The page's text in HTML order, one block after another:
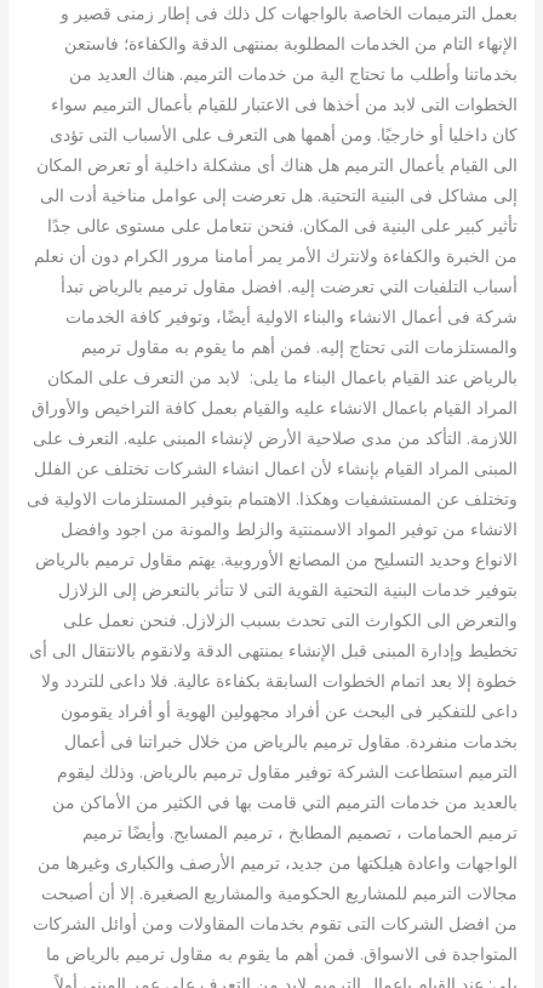
بعمل الترميمات الخاصة بالواجهات كل ذلك فى إطار زمنى قصير و
الإنهاء التام من الخدمات المطلوبة بمنتهى الدقة والكفاءة؛ فاستعن
بخدماتنا وأطلب ما تحتاج الية من خدمات الترميم. هناك العديد من
الخطوات التى لابد من أخذها فى الاعتبار للقيام بأعمال الترميم سواء
كان داخليا أو خارجيًا. ومن أهمها هى التعرف على الأسباب التى تؤدى
الى القيام بأعمال الترميم هل هناك أى مشكلة داخلية أو تعرض المكان
إلى مشاكل فى البنية التحتية. هل تعرضت إلى عوامل مناخية أدت الى
تأثير كبير على البنية فى المكان. فنحن نتعامل على مستوى عالى جدًا
من الخبرة والكفاءة ولانترك الأمر يمر أمامنا مرور الكرام دون أن نعلم
أسباب التلفيات التي تعرضت إليه. افضل مقاول ترميم بالرياض تبدأ
شركة فى أعمال الانشاء والبناء الاولية أيضًا، وتوفير كافة الخدمات
والمستلزمات التى تحتاج إليه. فمن أهم ما يقوم به مقاول ترميم
بالرياض عند القيام باعمال البناء ما يلى: لابد من التعرف على المكان
المراد القيام باعمال الانشاء عليه والقيام بعمل كافة التراخيص والأوراق
اللازمة. التأكد من مدى صلاحية الأرض لإنشاء المبنى عليه. التعرف على
المبنى المراد القيام بإنشاء لأن اعمال انشاء الشركات تختلف عن الفلل
وتختلف عن المستشفيات وهكذا. الاهتمام بتوفير المستلزمات الاولية فى
الانشاء من توفير المواد الاسمنتية والزلط والمونة من اجود وافضل
الانواع وحديد التسليح من المصانع الأوروبية. يهتم مقاول ترميم بالرياض
بتوفير خدمات البنية التحتية القوية التى لا تتأثر بالتعرض إلى الزلازل
والتعرض الى الكوارث التى تحدث بسبب الزلازل. فنحن نعمل على
تخطيط وإدارة المبنى قبل الإنشاء بمنتهى الدقة ولانقوم بالانتقال الى أى
خطوة إلا بعد اتمام الخطوات السابقة بكفاءة عالية. فلا داعى للتردد ولا
داعى للتفكير فى البحث عن أفراد مجهولين الهوية أو أفراد يقومون
بخدمات منفردة. مقاول ترميم بالرياض من خلال خبراتنا فى أعمال
الترميم استطاعت الشركة توفير مقاول ترميم بالرياض. وذلك ليقوم
بالعديد من خدمات الترميم التي قامت بها في الكثير من الأماكن من
ترميم الحمامات ، تصميم المطابخ ، ترميم المسابح. وأيضًا ترميم
الواجهات واعادة هيلكتها من جديد، ترميم الأرصف والكبارى وغيرها من
مجالات الترميم للمشاريع الحكومية والمشاريع الصغيرة. إلا أن أصبحت
من افضل الشركات التى تقوم بخدمات المقاولات ومن أوائل الشركات
المتواجدة فى الاسواق. فمن أهم ما يقوم به مقاول ترميم بالرياض ما